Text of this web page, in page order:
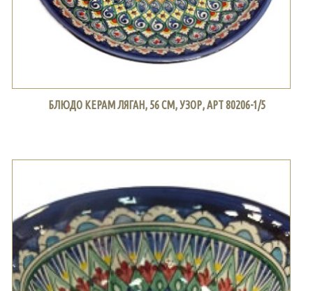
БЛЮДО КЕРАМ ЛЯГАН, 56 СМ, УЗОР, АРТ 80206-1/5